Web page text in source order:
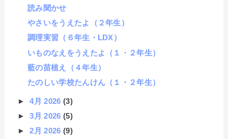
読み聞かせ
やさいをうえたよ（２年生）
調理実習（６年生・LDX）
いものなえをうえたよ（１・２年生）
藍の苗植え（４年生）
たのしい学校たんけん（１・２年生）
►4月 2026 (3)
►3月 2026 (5)
►2月 2026 (9)